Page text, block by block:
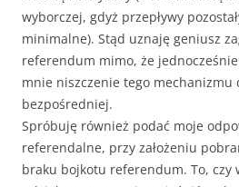
wyborczej, gdyż przepływy
minimalne). Stąd uznaję geniusz
referendum mimo, że
mnie niszczenie tego mechanizmu
bezpośredniej.
Spróbuję również podać moje
referendalne, przy założeniu
braku bojkotu referendum. To, czy